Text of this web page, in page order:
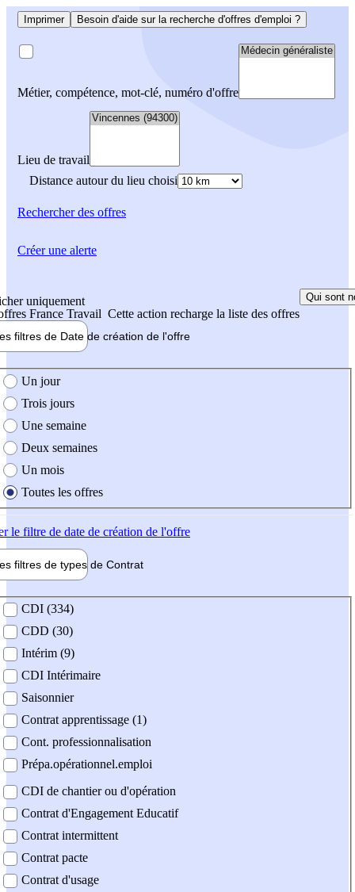
Imprimer Besoin d'aide sur la recherche d'offres d'emploi ?
Métier, compétence, mot-clé, numéro d'offre
Lieu de travail
Distance autour du lieu choisi
Rechercherdes offres
uniquement
France Travail Cette action recharge la liste des offres
Qui sont
filtres de Date de création de l'offre
création de l'offre
Un jour
Trois jours
Une semaine
Deux semaines
Un mois
Toutes les offres
le filtre de date de création de l'offre
filtres de types de Contrat
contrat
CDI (334)
CDD (30)
Intérim (9)
CDI Intérimaire
Saisonnier
Contrat apprentissage (1)
Cont. professionnalisation
Prépa.opérationnel.emploi
CDI de chantier ou d'opération
Contrat d'Engagement Educatif
Contrat intermittent
Contrat pacte
Contrat d'usage
Créer une alerte